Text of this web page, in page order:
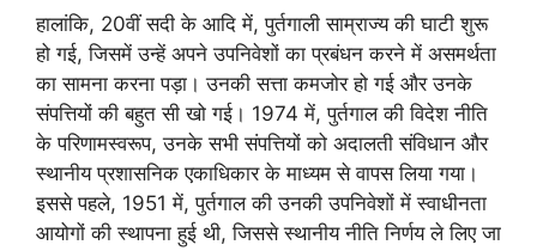
हालांकि, 20वीं सदी के आदि में, पुर्तगाली साम्राज्य की घाटी शुरू
हो गई, जिसमें उन्हें अपने उपनिवेशों का प्रबंधन करने में असमर्थता
का सामना करना पड़ा। उनकी सत्ता कमजोर हो गई और उनके
संपत्तियों की बहुत सी खो गई। 1974 में, पुर्तगाल की विदेश नीति
के परिणामस्वरूप, उनके सभी संपत्तियों को अदालती संविधान और
स्थानीय प्रशासनिक एकाधिकार के माध्यम से वापस लिया गया।
इससे पहले, 1951 में, पुर्तगाल की उनकी उपनिवेशों में स्वाधीनता
आयोगों की स्थापना हुई थी, जिससे स्थानीय नीति निर्णय ले लिए जा